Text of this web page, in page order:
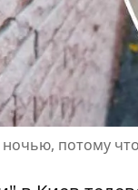
потому